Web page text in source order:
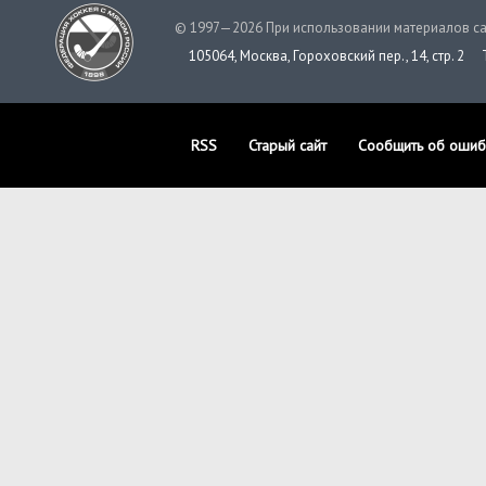
© 1997—2026 При использовании материалов
105064, Москва, Гороховский пер., 14, стр. 2
RSS Старый сайт Сообщить об